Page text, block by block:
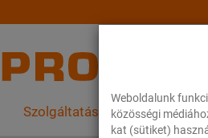
Weboldalunk
közösségi
kat (sütiket)
Szolgáltatások